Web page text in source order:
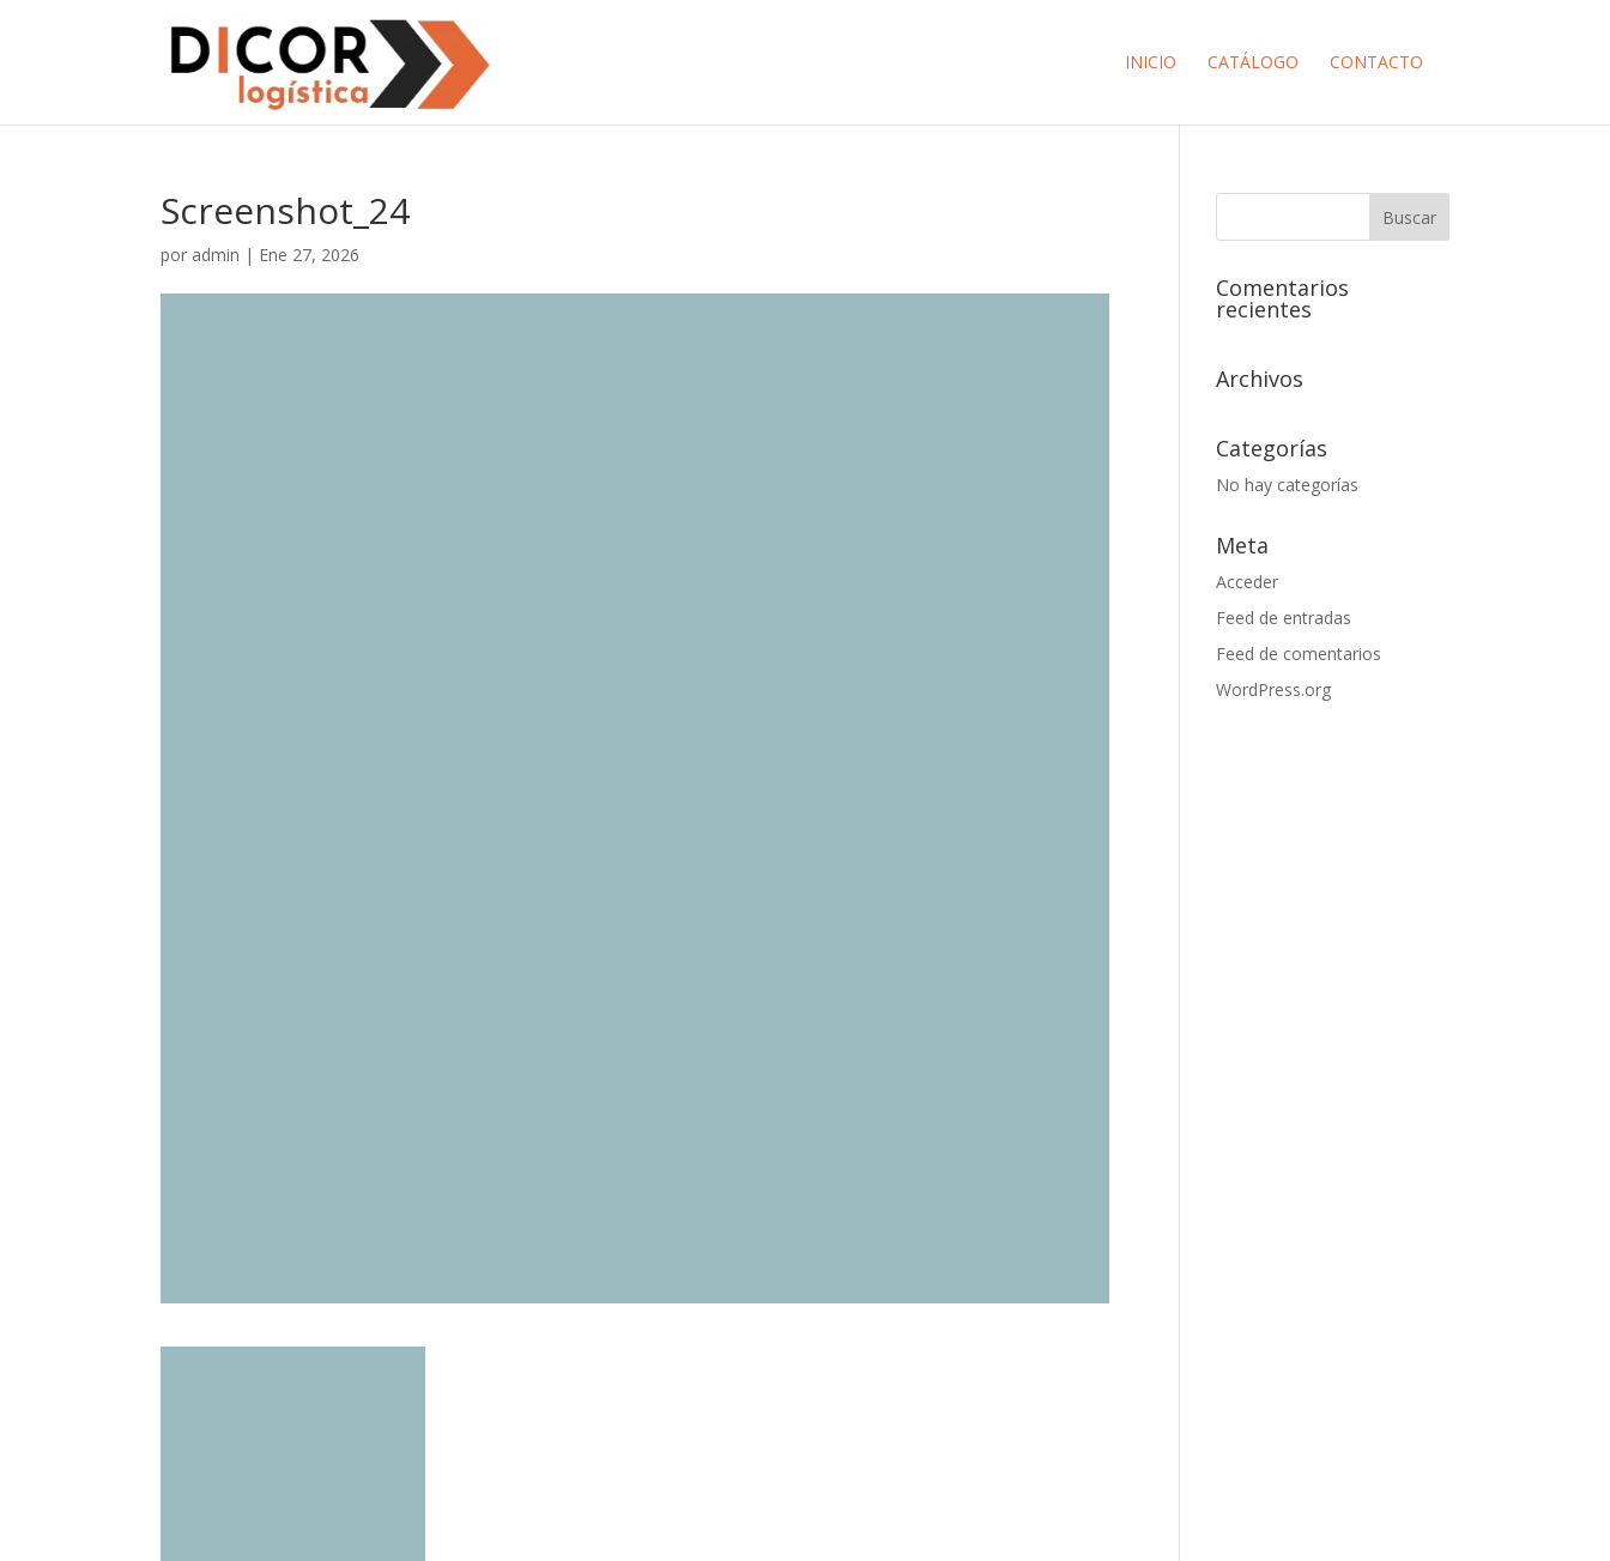
INICIO CATÁLOGO CONTACTO
Screenshot_24
por admin | Ene 27, 2026
Comentarios
recientes
Archivos
Categorías
No hay categorías
Meta
Acceder
Feed de entradas
Feed de comentarios
WordPress.org